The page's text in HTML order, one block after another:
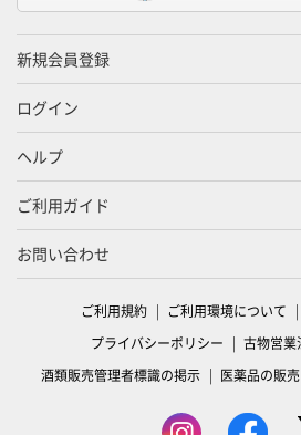
新規会員登録
ログイン
ヘルプ
ご利用ガイド
お問い合わせ
ご利用規約 ご利用環境について
プライバシーポリシー
古物営業
酒類販売管理者標識の掲示
医薬品の販